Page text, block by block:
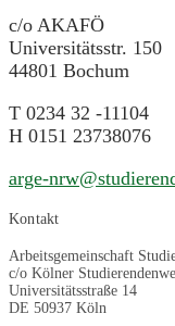
c/o AKAFÖ
Universitätsstr. 150
44801 Bochum
T 0234 32 -11104
H 0151 23738076
arge-
Kontakt
Arbeitsgemeinschaft
c/o Kölner
Universitätsstraße 14
DE 50937 Köln